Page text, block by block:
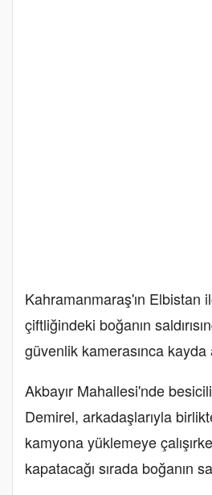
Kahramanmaraş'ın Elbistan
çiftliğindeki boğanın
güvenlik kamerasınca kayda
Akbayır Mahallesi'nde
Demirel, arkadaşlarıyla
kamyona yüklemeye
kapatacağı sırada boğanın